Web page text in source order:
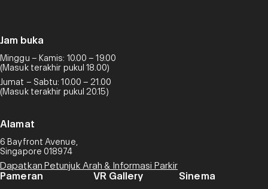
Jam buka
Minggu – Kamis: 10.00 – 19.00
(Masuk terakhir pukul 18.00)
Jumat – Sabtu: 10.00 – 21.00
(Masuk terakhir pukul 20.15)
Alamat
6 Bayfront Avenue,
Singapore 018974
Dapatkan Petunjuk Arah & Informasi Parkir
Pameran VR Gallery
Sinema